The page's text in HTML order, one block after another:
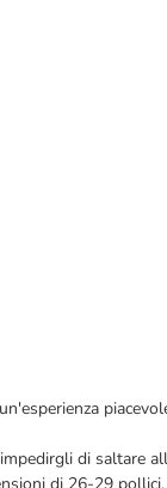
di saltare